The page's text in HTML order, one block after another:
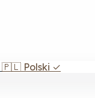
🇵🇱 Polski ✓